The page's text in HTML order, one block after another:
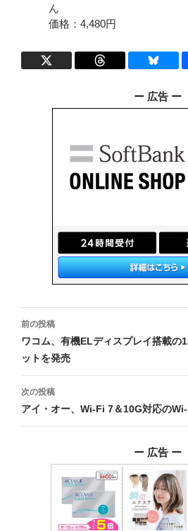
ん
価格：4,480円
ー 広告 ー
投
稿
ナ
ビ
ゲ
前の投稿
ワコム、有機ELディスプレイ搭載の
ットを発売
次の投稿
アイ・オー、Wi-Fi 7＆10G対応の
ー 広告 ー